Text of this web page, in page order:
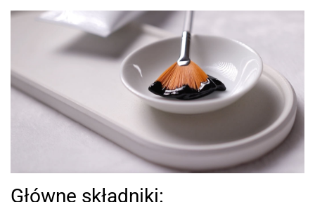
Główne składniki: